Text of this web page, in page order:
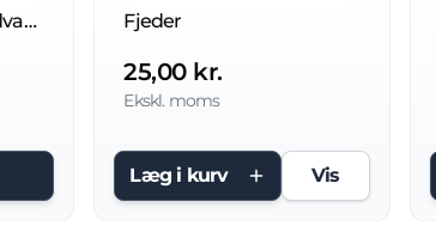
HTR 21/200 Lavor Hedvandsrenser Fjeder
25,00 kr.
Ekskl. moms
Læg i kurv Vis